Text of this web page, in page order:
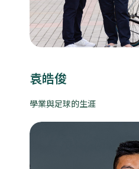
袁皓俊
學業與足球的生涯